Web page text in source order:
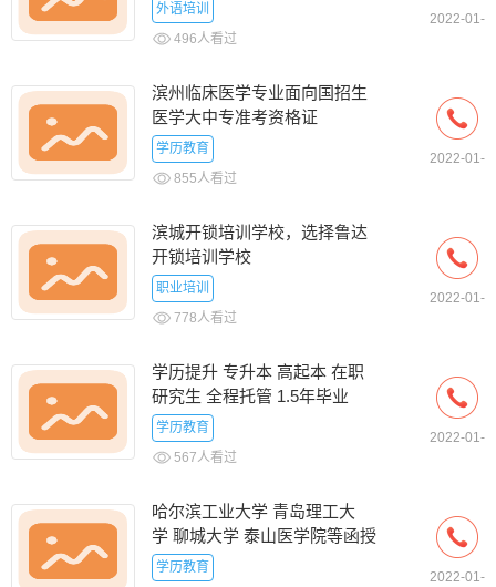
外语培训
496人看过
2022-01-
滨州临床医学专业面向国招生
医学大中专准考资格证
学历教育
855人看过
2022-01-
滨城开锁培训学校，选择鲁达
开锁培训学校
职业培训
778人看过
2022-01-
学历提升 专升本 高起本 在职
研究生 全程托管 1.5年毕业
学历教育
567人看过
2022-01-
哈尔滨工业大学 青岛理工大
学 聊城大学 泰山医学院等函授
报啦
学历教育
2022-01-